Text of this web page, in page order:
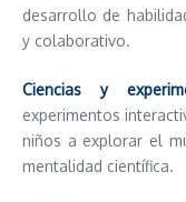
desarrollo de
y colaborativo.
Ciencias y
experimentos
niños a explorar el
mentalidad científica.